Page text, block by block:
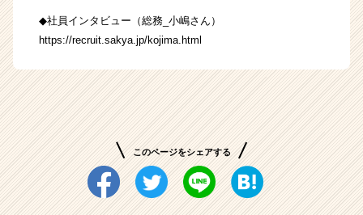
◆社員インタビュー（総務_小嶋さん）
https://recruit.sakya.jp/kojima.html
このページをシェアする